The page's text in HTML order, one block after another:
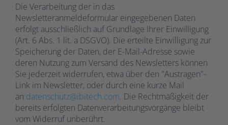
Die Verarbeitung der in das
Newsletteranmeldeformular eingegebenen Daten
erfolgt ausschließlich auf Grundlage Ihrer Einwilligung
(Art. 6 Abs. 1 lit. a DSGVO). Die erteilte Einwilligung zur
Speicherung der Daten, der E-Mail-Adresse sowie
deren Nutzung zum Versand des Newsletters können
Sie jederzeit widerrufen, etwa über den "Austragen"-
Link im Newsletter, oder durch eine kurze Mail
an datenschutz@ibitech.com. Die Rechtmäßigkeit der
bereits erfolgten Datenverarbeitungsvorgänge bleibt
vom Widerruf unberührt.